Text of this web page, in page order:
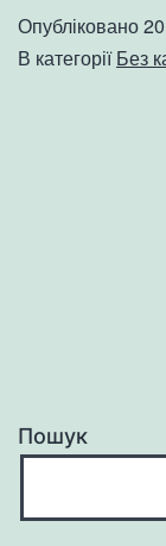
Опубліковано
В категоріїБез
Пошук